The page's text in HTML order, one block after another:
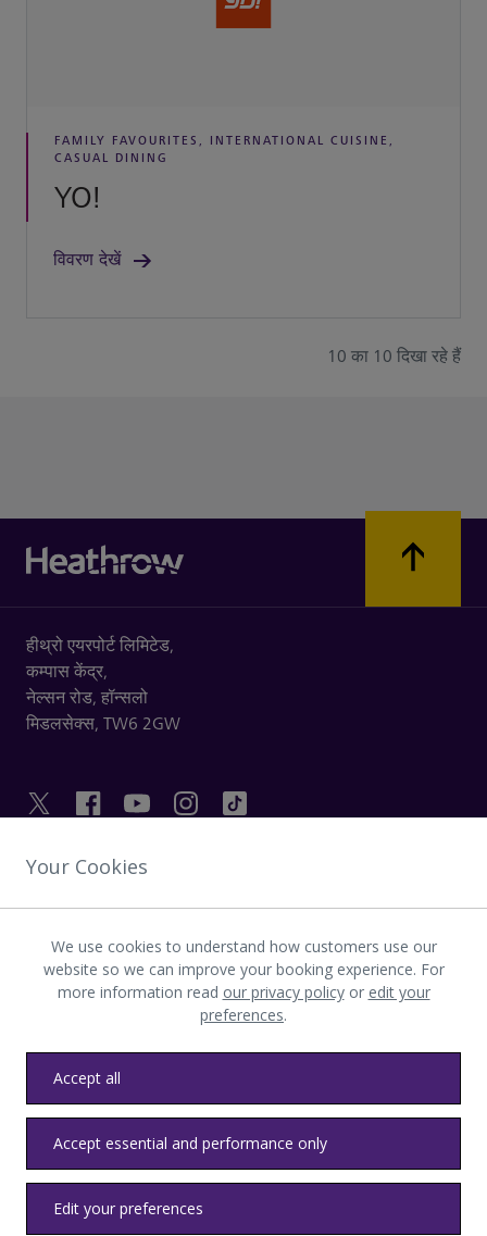
FAMILY FAVOURITES, INTERNATIONAL CUISINE,
CASUAL DINING
YO!
विवरण देखें
10 का 10 दिखा रहे हैं
हीथ्रो एयरपोर्ट लिमिटेड,
कम्पास केंद्र,
नेल्सन रोड, हॉन्सलो
मिडलसेक्स, TW6 2GW
हीथ्रो की खोज करें
गोपनीयता नीति नियम व शर्तें उपलब्धता साइटमानचित्र हीथ्रो उपनियम
© LHR एयरपोर्ट्स लिमिटेड
Your Cookies
We use cookies to understand how customers use our
website so we can improve your booking experience. For
more information read our privacy policyor edit your
preferences.
Accept all
Accept essential and performance only
Edit your preferences